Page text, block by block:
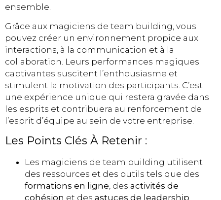
ensemble.
Grâce aux magiciens de team building, vous
pouvez créer un environnement propice aux
interactions, à la communication et à la
collaboration. Leurs performances magiques
captivantes suscitent l’enthousiasme et
stimulent la motivation des participants. C’est
une expérience unique qui restera gravée dans
les esprits et contribuera au renforcement de
l’esprit d’équipe au sein de votre entreprise.
Les Points Clés À Retenir :
Les magiciens de team building utilisent
des ressources et des outils tels que des
formations en ligne, des activités de
cohésion et des astuces de leadership